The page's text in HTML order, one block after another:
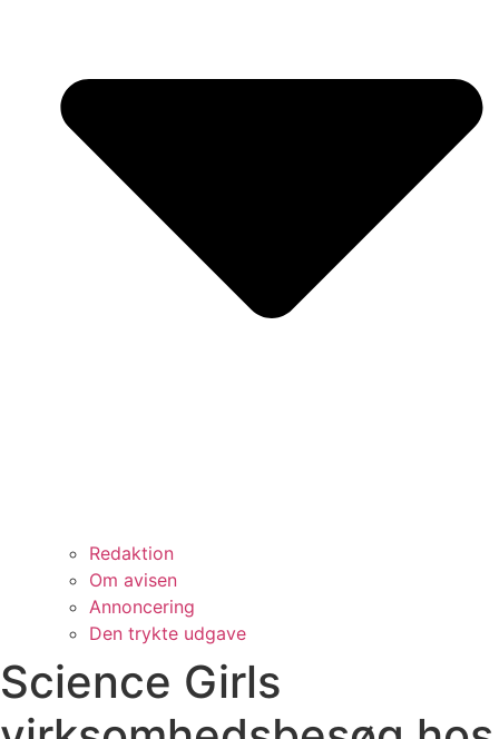
Redaktion
Om avisen
Annoncering
Den trykte udgave
Science Girls